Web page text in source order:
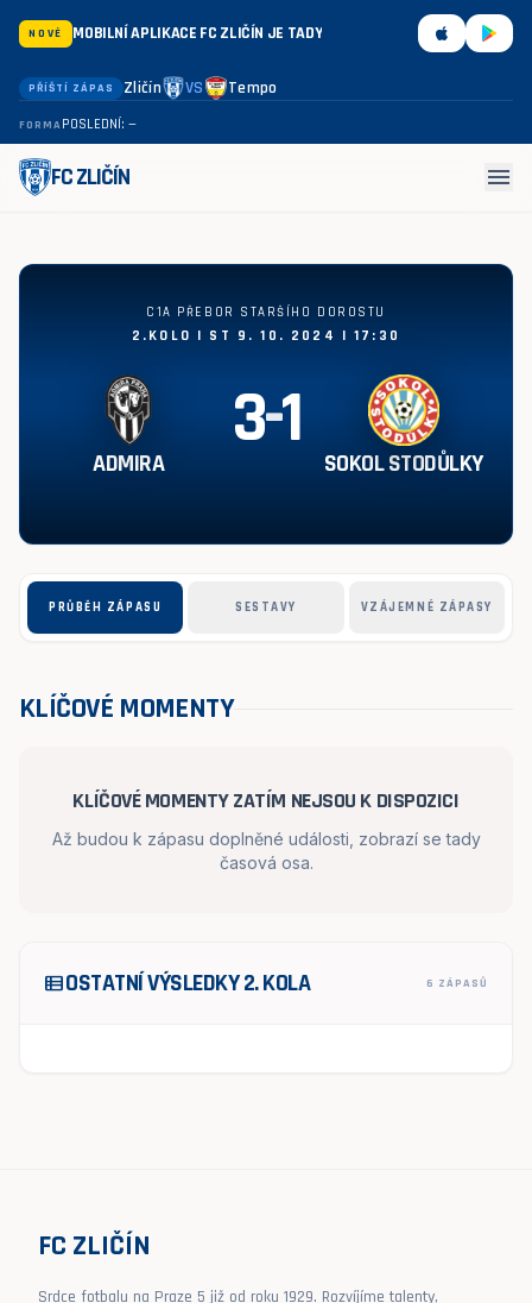
NOVÉ MOBILNÍ APLIKACE FC ZLIČÍN JE TADY
PŘÍŠTÍ ZÁPAS Zličín VS Tempo
FORMAPOSLEDNÍ: —
FC ZLIČÍN menu
Admira - Sokol Stodůlky 3:1
C1A PŘEBOR STARŠÍHO DOROSTU
2.KOLO | ST 9. 10. 2024 | 17:30
ADMIRA 3-1 SOKOL STODŮLKY
PRŮBĚH ZÁPASU SESTAVY VZÁJEMNÉ ZÁPASY
KLÍČOVÉ MOMENTY
KLÍČOVÉ MOMENTY ZATÍM NEJSOU K DISPOZICI
Až budou k zápasu doplněné události, zobrazí se tady
časová osa.
view_listOSTATNÍ VÝSLEDKY 2. KOLA 6 ZÁPASŮ
FC ZLIČÍN
Srdce fotbalu na Praze 5 již od roku 1929. Rozvíjíme talenty,